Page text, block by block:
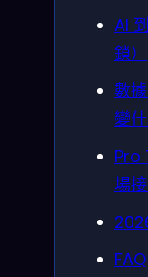
AI
鎖）
數
變
Pro
場
FAQ